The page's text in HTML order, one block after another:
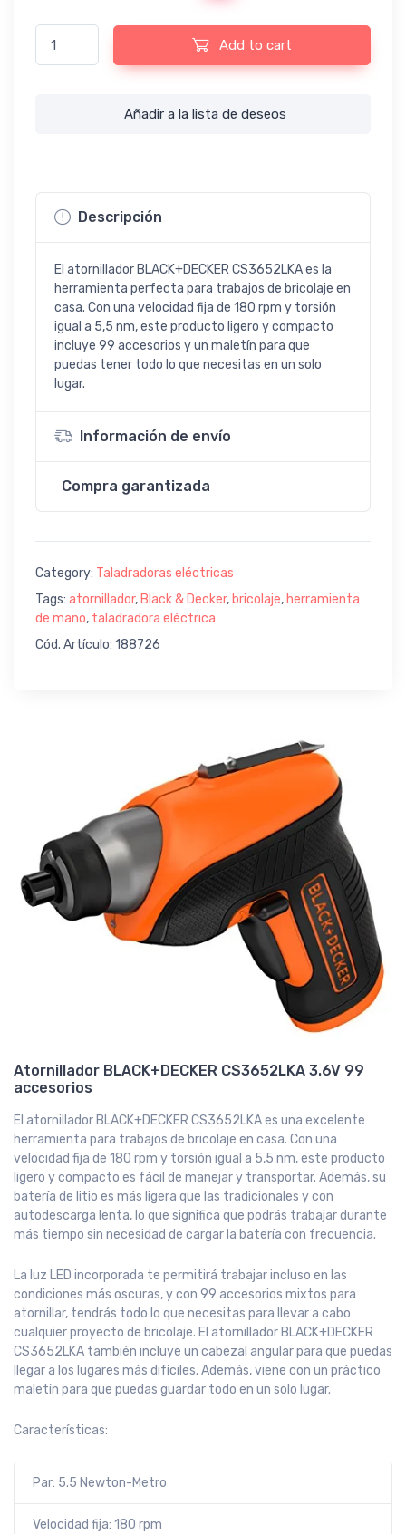
Atornillador BLACK+DECKER CS3652LKA 3.6V 99 accesorios
Add to cart
Añadir a la lista de deseos
Descripción
El atornillador BLACK+DECKER CS3652LKA es la
herramienta perfecta para trabajos de bricolaje en
casa. Con una velocidad fija de 180 rpm y torsión
igual a 5,5 nm, este producto ligero y compacto
incluye 99 accesorios y un maletín para que
puedas tener todo lo que necesitas en un solo
lugar.
Información de envío
Compra garantizada
Category: Taladradoras eléctricas
Tags: atornillador, Black & Decker, bricolaje, herramienta
de mano, taladradora eléctrica
Cód. Artículo: 188726
Atornillador BLACK+DECKER CS3652LKA 3.6V 99
accesorios
El atornillador BLACK+DECKER CS3652LKA es una excelente
herramienta para trabajos de bricolaje en casa. Con una
velocidad fija de 180 rpm y torsión igual a 5,5 nm, este producto
ligero y compacto es fácil de manejar y transportar. Además, su
batería de litio es más ligera que las tradicionales y con
autodescarga lenta, lo que significa que podrás trabajar durante
más tiempo sin necesidad de cargar la batería con frecuencia.
La luz LED incorporada te permitirá trabajar incluso en las
condiciones más oscuras, y con 99 accesorios mixtos para
atornillar, tendrás todo lo que necesitas para llevar a cabo
cualquier proyecto de bricolaje. El atornillador BLACK+DECKER
CS3652LKA también incluye un cabezal angular para que puedas
llegar a los lugares más difíciles. Además, viene con un práctico
maletín para que puedas guardar todo en un solo lugar.
Características:
Par: 5.5 Newton-Metro
Velocidad fija: 180 rpm